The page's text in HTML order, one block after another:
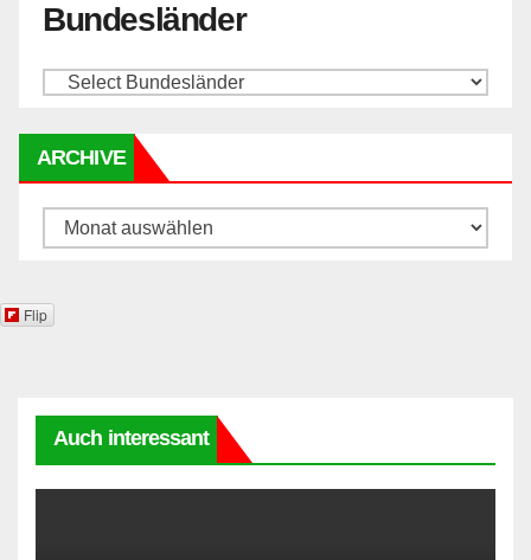
Bundesländer
ARCHIVE
Archive
Flip
Auch interessant